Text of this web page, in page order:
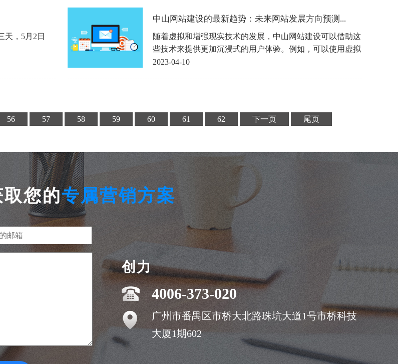
天，5月2日
中山网站建设的最新趋势：未来网站发展方向预测...
随着虚拟和增强现实技术的发展，中山网站建设可以借助这
些技术来提供更加沉浸式的用户体验。例如，可以使用虚拟
现实技术来展示产品或场景，让用户感受到身临其境的感
2023-04-10
56 57 58 59 60 61 62 下一页 尾页
您的专属营销方案
创力
4006-373-020
广州市番禺区市桥大北路珠坑大道1号市桥科技
大厦1期602